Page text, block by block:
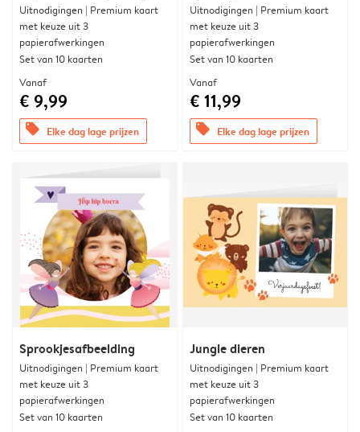
Uitnodigingen | Premium kaart
met keuze uit 3
papierafwerkingen
Set van 10 kaarten
Vanaf
€ 9,99
offers Elke dag lage prijzen
Uitnodigingen | Premium kaart
met keuze uit 3
papierafwerkingen
Set van 10 kaarten
Vanaf
€ 11,99
offers Elke dag lage prijzen
Sprookjesafbeelding
Uitnodigingen | Premium kaart
met keuze uit 3
papierafwerkingen
Set van 10 kaarten
Jungle dieren
Uitnodigingen | Premium kaart
met keuze uit 3
papierafwerkingen
Set van 10 kaarten